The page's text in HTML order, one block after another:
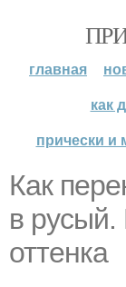
главная
как
прически и
Как
в русый.
оттенка